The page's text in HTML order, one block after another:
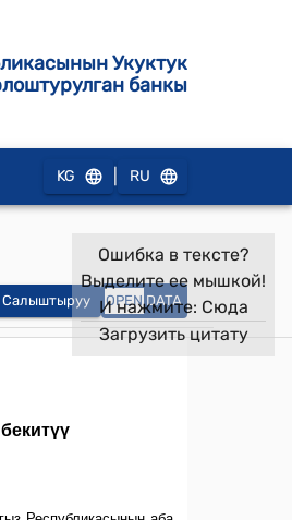
Укуктук
банкы
KG RU
Салыштыруу OPEN DATA
Ошибка в тексте?
Выделите ее мышкой!
И нажмите: Сюда
Загрузить цитату